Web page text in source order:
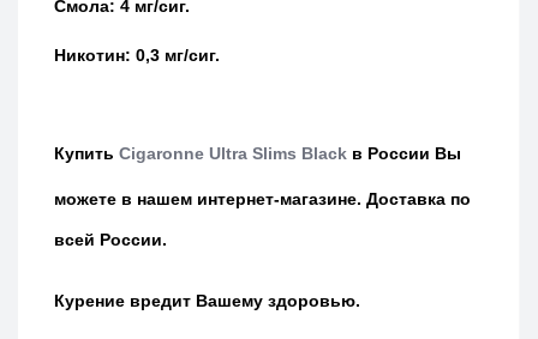
Смола: 4 мг/сиг.
Никотин: 0,3 мг/сиг.
Купить Cigaronne Ultra Slims Black в России Вы
можете в нашем интернет-магазине. Доставка по
всей России.
Курение вредит Вашему здоровью.